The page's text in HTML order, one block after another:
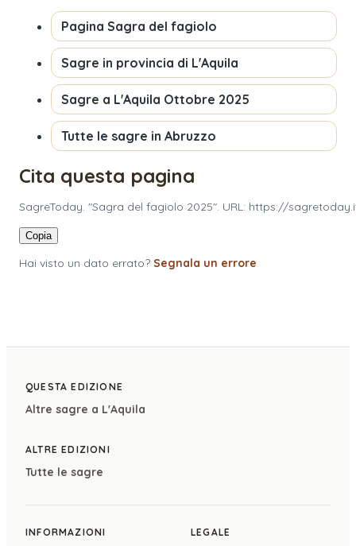
Pagina Sagra del fagiolo
Sagre in provincia di L'Aquila
Sagre a L'Aquila Ottobre 2025
Tutte le sagre in Abruzzo
Cita questa pagina
SagreToday. "Sagra del fagiolo 2025". URL: https://
Copia
Hai visto un dato errato? Segnala un errore
QUESTA EDIZIONE
Altre sagre a L'Aquila
ALTRE EDIZIONI
Tutte le sagre
INFORMAZIONI LEGALE